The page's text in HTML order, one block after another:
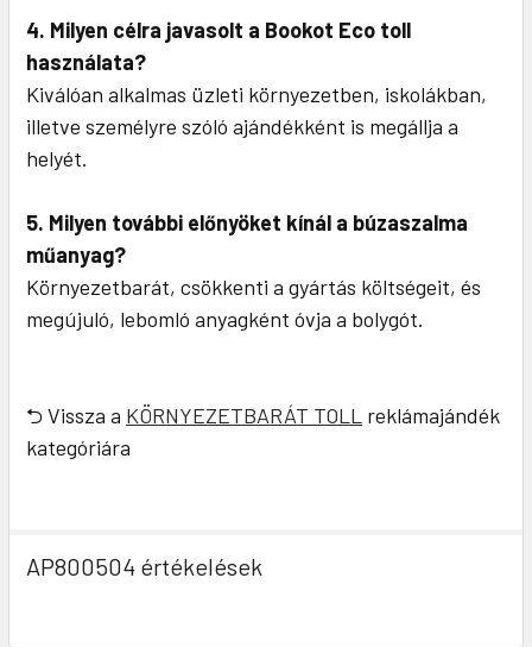
4. Milyen célra javasolt a Bookot Eco toll
használata?
Kiválóan alkalmas üzleti környezetben, iskolákban,
illetve személyre szóló ajándékként is megállja a
helyét.
5. Milyen további előnyöket kínál a búzaszalma
műanyag?
Környezetbarát, csökkenti a gyártás költségeit, és
megújuló, lebomló anyagként óvja a bolygót.
⮌ Vissza a KÖRNYEZETBARÁT TOLL reklámajándék
kategóriára
AP800504 értékelések